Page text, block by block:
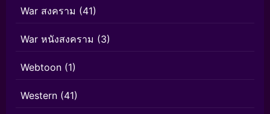
War สงคราม (41)
War หนังสงคราม (3)
Webtoon (1)
Western (41)